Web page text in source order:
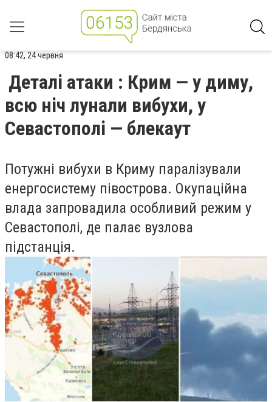
08:42, 24 червня
Деталі атаки : Крим — у диму,
всю ніч лунали вибухи, у
Севастополі — блекаут
Потужні вибухи в Криму паралізували
енергосистему півострова. Окупаційна
влада запровадила особливий режим у
Севастополі, де палає вузлова
підстанція.